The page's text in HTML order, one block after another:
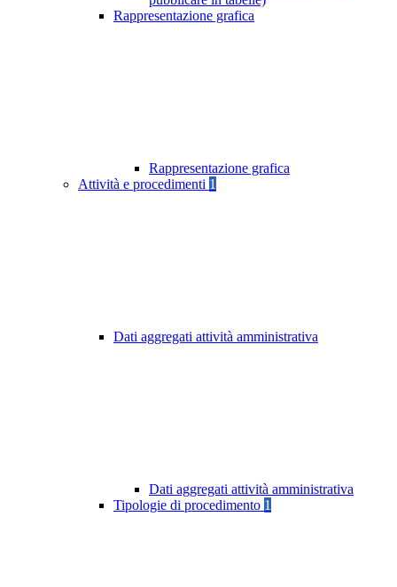
Rappresentazione grafica
Rappresentazione grafica
Attività e procedimenti 1
Dati aggregati attività amministrativa
Dati aggregati attività amministrativa
Tipologie di procedimento 1